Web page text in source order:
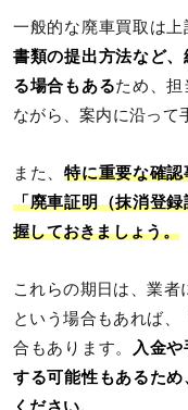
一般的な廃車買取は上
書類の提出方法など
る場合もあるため、担
ながら、案内に沿って
また、特に重要な確
「廃車証明（抹消登
握しておきましょう。
これらの期日は、業者
という場合もあれば
合もあります。
入金
する可能性もあるた